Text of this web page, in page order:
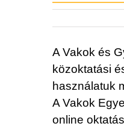
A Vakok és
közoktatási
használatuk
A Vakok
online